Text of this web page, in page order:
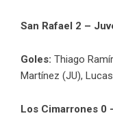
San Rafael 2 –
Goles: Thiago
Martínez (JU),
Los Cimarrones 0